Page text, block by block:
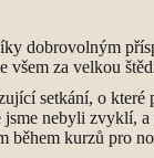
dobrovolným
všem za velkou
setkání, o
nebyli zvyklí,
během kurzů pro